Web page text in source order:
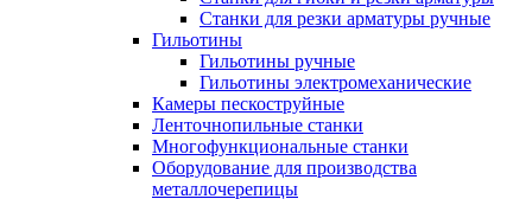
Станки для резки арматуры ручные
Гильотины
Гильотины ручные
Гильотины электромеханические
Камеры пескоструйные
Ленточнопильные станки
Многофункциональные станки
Оборудование для производства
металлочерепицы